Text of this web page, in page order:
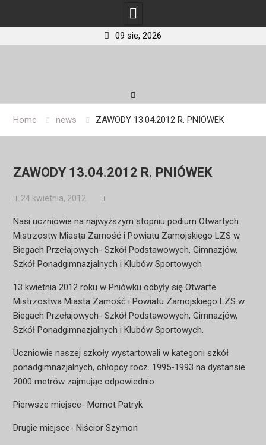
09 sie, 2026
Home news ZAWODY 13.04.2012 R. PNIÓWEK
ZAWODY 13.04.2012 R. PNIÓWEK
24 kwietnia, 2012
Nasi uczniowie na najwyższym stopniu podium Otwartych
Mistrzostw Miasta Zamość i Powiatu Zamojskiego LZS w
Biegach Przełajowych- Szkół Podstawowych, Gimnazjów,
Szkół Ponadgimnazjalnych i Klubów Sportowych
13 kwietnia 2012 roku w Pniówku odbyły się Otwarte
Mistrzostwa Miasta Zamość i Powiatu Zamojskiego LZS w
Biegach Przełajowych- Szkół Podstawowych, Gimnazjów,
Szkół Ponadgimnazjalnych i Klubów Sportowych.
Uczniowie naszej szkoły wystartowali w kategorii szkół
ponadgimnazjalnych, chłopcy rocz. 1995-1993 na dystansie
2000 metrów zajmując odpowiednio:
Pierwsze miejsce- Momot Patryk
Drugie miejsce- Niścior Szymon